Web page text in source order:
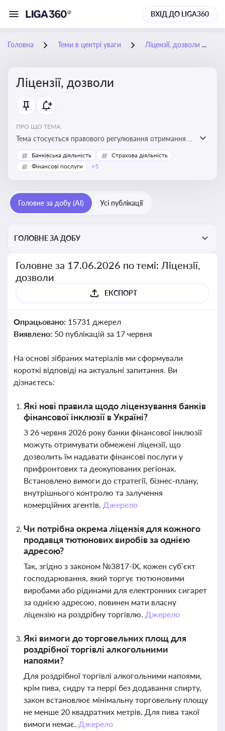
ВХІД ДО LIGA360
Головна Теми в центрі уваги Ліцензії, дозволи
Ліцензії, дозволи
ПРО ЩО ТЕМА:
Тема стосується правового регулювання отримання,
переоформлення, анулювання ліцензій і дозволів,
необхідних для провадження господарської
Банківська діяльність
Страхова діяльність
Фінансові послуги
+5
Головне за добу (AI) Усі публікації
ГОЛОВНЕ ЗА ДОБУ
Головне за 17.06.2026 по темі: Ліцензії,
дозволи
ЕКСПОРТ
Опрацьовано: 15731 джерел
Виявлено: 50 публікацій за 17 червня
На основі зібраних матеріалів ми сформували
короткі відповіді на актуальні запитання. Ви
дізнаєтесь:
Які нові правила щодо ліцензування банків
фінансової інклюзії в Україні?
З 26 червня 2026 року банки фінансової інклюзії
можуть отримувати обмежені ліцензії, що
дозволить їм надавати фінансові послуги у
прифронтових та деокупованих регіонах.
Встановлено вимоги до стратегії, бізнес-плану,
внутрішнього контролю та залучення
комерційних агентів. Джерело
Чи потрібна окрема ліцензія для кожного
продавця тютюнових виробів за однією
адресою?
Так, згідно з законом №3817-ІХ, кожен суб’єкт
господарювання, який торгує тютюновими
виробами або рідинами для електронних сигарет
за однією адресою, повинен мати власну
ліцензію на роздрібну торгівлю. Джерело
Які вимоги до торговельних площ для
роздрібної торгівлі алкогольними
напоями?
Для роздрібної торгівлі алкогольними напоями,
крім пива, сидру та перрі без додавання спирту,
закон встановлює мінімальну торговельну площу
не менше 20 квадратних метрів. Для пива такої
вимоги немає. Джерело